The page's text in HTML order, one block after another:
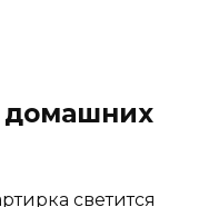
домашних
светится